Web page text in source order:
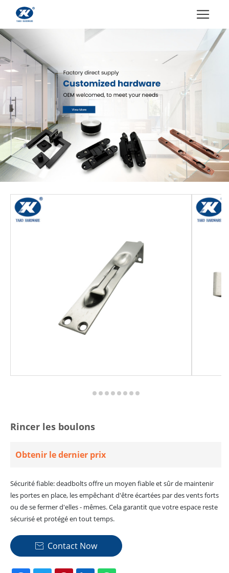
Rincer les boulons
Obtenir le dernier prix
Sécurité fiable: deadbolts offre un moyen fiable et sûr de maintenir
les portes en place, les empêchant d'être écartées par des vents forts
ou de se fermer d'elles - mêmes. Cela garantit que votre espace reste
sécurisé et protégé en tout temps.
 Contact Now